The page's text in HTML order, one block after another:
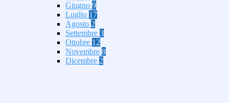
Giugno 9
Luglio 17
Agosto 2
Settembre 3
Ottobre 12
Novembre 8
Dicembre 2